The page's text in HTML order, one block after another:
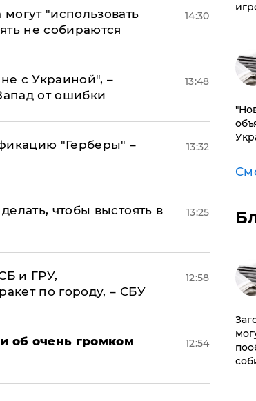
"использовать
не собираются
14:30
с Украиной", –
от ошибки
13:48
"Герберы" –
13:32
чтобы выстоять в
13:25
и ГРУ,
по городу, – СБУ
12:58
об очень громком
12:54